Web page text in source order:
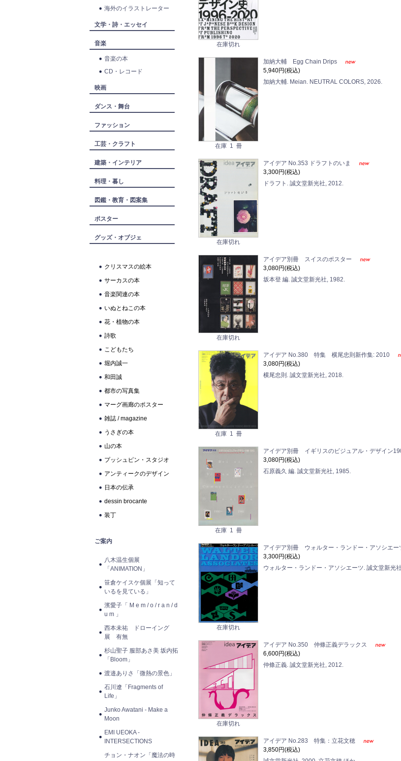
海外のイラストレーター
文学・詩・エッセイ
音楽
音楽の本
CD・レコード
映画
ダンス・舞台
ファッション
工芸・クラフト
建築・インテリア
料理・暮し
図鑑・教育・図案集
ポスター
グッズ・オブジェ
クリスマスの絵本
サーカスの本
音楽関連の本
いぬとねこの本
花・植物の本
詩歌
こどもたち
堀内誠一
和田誠
都市の写真集
マーグ画廊のポスター
雑誌 / magazine
うさぎの本
山の本
プッシュピン・スタジオ
アンティークのデザイン
日本の伝承
dessin brocante
装丁
ご案内
八木温生個展
「ANIMATION」
笹倉ケイスケ個展「知って
いるを見ている」
濱愛子「 M e m / o / r a n / d
u m 」
西本未祐 ドローイング
展 有無
杉山聖子 服部あさ美 坂内拓
「Bloom」
渡邉ありさ「微熱の景色」
石川遼「Fragments of
Life」
Junko Awatani - Make a
Moon
EMI UEOKA -
INTERSECTIONS
チョン・ナオン「魔法の時
在庫切れ
在庫 1 冊
加納大輔 Egg Chain Drips
5,940円(税込)
加納大輔. Meian. NEUTRAL COLORS, 2026.
在庫切れ
アイデア No.353 ドラフトのいま
3,300円(税込)
ドラフト. 誠文堂新光社, 2012.
在庫切れ
アイデア別冊 スイスのポスター
3,080円(税込)
坂本登 編. 誠文堂新光社, 1982.
在庫 1 冊
アイデア No.380 特集 横尾忠則新作集: 2010
3,080円(税込)
横尾忠則. 誠文堂新光社, 2018.
在庫 1 冊
アイデア別冊 イギリスのビジュアル・デザイン
3,080円(税込)
石原義久 編. 誠文堂新光社, 1985.
在庫切れ
アイデア別冊 ウォルター・ランドー・アソシエー
3,300円(税込)
ウォルター・ランドー・アソシエーツ. 誠文堂新光
在庫切れ
アイデア No.350 仲條正義デラックス
6,600円(税込)
仲條正義. 誠文堂新光社, 2012.
アイデア No.283 特集：立花文穂
3,850円(税込)